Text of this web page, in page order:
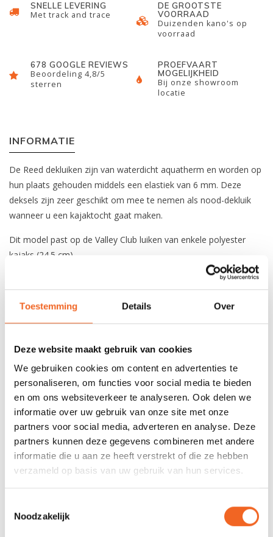
Toestemming Details Over
Deze website maakt gebruik van cookies
We gebruiken cookies om content en advertenties te
personaliseren, om functies voor social media te bieden
en om ons websiteverkeer te analyseren. Ook delen we
informatie over uw gebruik van onze site met onze
partners voor social media, adverteren en analyse. Deze
partners kunnen deze gegevens combineren met andere
informatie die u aan ze heeft verstrekt of die ze hebben
verzameld op basis van uw gebruik van hun services.
Noodzakelijk
SNELLE LEVERING
Met track and trace
DE GROOTSTE
VOORRAAD
Duizenden kano's op
voorraad
678 GOOGLE REVIEWS
Beoordeling 4,8/5
sterren
PROEFVAART
MOGELIJKHEID
Bij onze showroom
locatie
INFORMATIE
De Reed dekluiken zijn van waterdicht aquatherm en worden op
hun plaats gehouden middels een elastiek van 6 mm. Deze
deksels zijn zeer geschikt om mee te nemen als nood-dekluik
wanneer u een kajaktocht gaat maken.
Dit model past op de Valley Club luiken van enkele polyester
kajaks (24.5 cm).
0 sterren op basis van 0 beoordelingen
JE BEOORDELING TOEVOEGEN
GERELATEERDE PRODUCTEN